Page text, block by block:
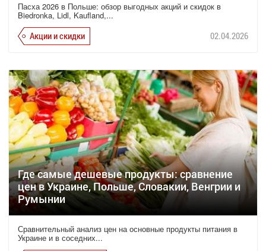
Пасха 2026 в Польше: обзор выгодных акций и скидок в
Biedronka, Lidl, Kaufland,...
Акции и скидки 02.04.2026
Где самые дешевые продукты: сравнение
цен в Украине, Польше, Словакии, Венгрии и
Румынии
Сравнительный анализ цен на основные продукты питания в
Украине и в соседних...